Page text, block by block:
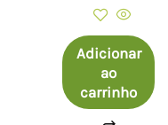
Adicionar
ao
carrinho